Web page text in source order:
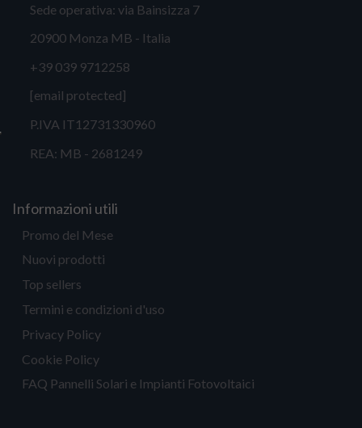
Sede operativa: via Bainsizza 7
20900 Monza MB - Italia
+39 039 9712258
[email protected]
P.IVA IT12731330960
REA: MB - 2681249
Informazioni utili
Promo del Mese
Nuovi prodotti
Top sellers
Termini e condizioni d'uso
Privacy Policy
Cookie Policy
FAQ Pannelli Solari e Impianti Fotovoltaici